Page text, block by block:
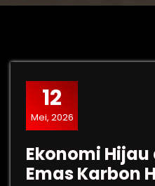
12
Mei, 2026
Ekonomi
Emas Karbon